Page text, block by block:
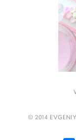
© 2014